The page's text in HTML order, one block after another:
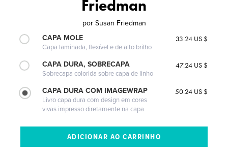
Friedman
por Susan Friedman
CAPA MOLE
Capa laminada, flexível e de alto brilho
33.24 US $
CAPA DURA, SOBRECAPA
Sobrecapa colorida sobre capa de linho
47.24 US $
CAPA DURA COM IMAGEWRAP
Livro capa dura com design em cores
vivas impresso diretamente na capa
50.24 US $